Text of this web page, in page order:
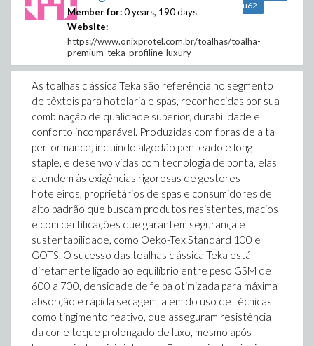
Member for: 0 years, 190 days
Website:
https://www.onixprotel.com.br/toalhas/toalha-
premium-teka-profiline-luxury
u62
As toalhas clássica Teka são referência no segmento
de têxteis para hotelaria e spas, reconhecidas por sua
combinação de qualidade superior, durabilidade e
conforto incomparável. Produzidas com fibras de alta
performance, incluindo algodão penteado e long
staple, e desenvolvidas com tecnologia de ponta, elas
atendem às exigências rigorosas de gestores
hoteleiros, proprietários de spas e consumidores de
alto padrão que buscam produtos resistentes, macios
e com certificações que garantem segurança e
sustentabilidade, como Oeko-Tex Standard 100 e
GOTS. O sucesso das toalhas clássica Teka está
diretamente ligado ao equilíbrio entre peso GSM de
600 a 700, densidade de felpa otimizada para máxima
absorção e rápida secagem, além do uso de técnicas
como tingimento reativo, que asseguram resistência
da cor e toque prolongado de luxo, mesmo após